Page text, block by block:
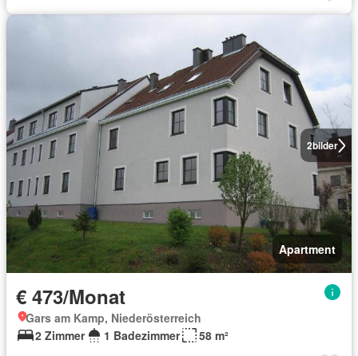
2bilder
Apartment
€ 473/Monat
Gars am Kamp, Niederösterreich
2 Zimmer
1 Badezimmer 58 m²